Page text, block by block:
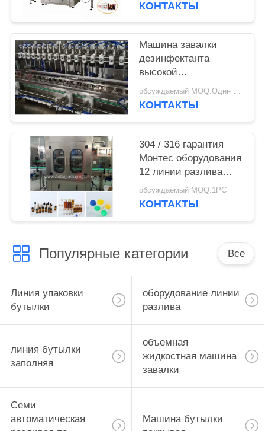
КОНТАКТЫ
Машина завалки
дезинфектанта
высокой
эффективности
легкая для того чтобы
обсуждаемый MOQ:Один набор
КОНТАКТЫ
304 / 316 гарантия
Монтес оборудования
12 линии разлива
нержавеющей стали
обсуждаемый MOQ:1PC
КОНТАКТЫ
Популярные категории Все
Линия упаковки
бутылки
оборудование линии
разлива
линия бутылки
заполняя
объемная
жидкостная машина
завалки
Семи
автоматическая
Машина бутылки